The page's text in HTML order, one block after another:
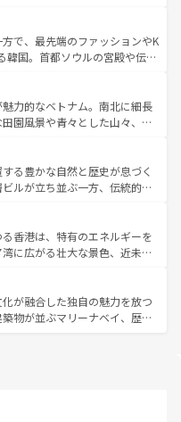
ワイ情報
ほしい。
しており、サーフィンやダイ
ウトドア好きにはたまらな
魅力を存分に味わいつくそ
る台湾東部など、都市の喧騒
り、訪れる人に新しい発見と
た、奥深い台湾の食文化も魅
など、バラエティ豊かな料理
着の台湾情報は コンテンツ一覧を参
で、最先端のファッションやK
韓国。首都ソウルの宮殿や伝統
折々の自然美を楽しむことが
肉、絶品のストリートフード
待っている。夜には、韓国な
の多彩な魅力を心ゆくまで味
ほしい。 なお、新着の韓国情報はコンテンツ一
力的なベトナム。南北に細長
園風景や青々とした山々、世
く。ハノイの古い町並みやホ
代の建物も、独特の雰囲気を
エティの豊かさとおいしさで
ベトナムコーヒーなどは、ぜ
域を訪れてもあたたかい人々
、きっと忘れられない旅にな
る豊かな自然と歴史が息づく
ルが立ち並ぶ一方、伝統的な
ではチェンマイなどの山岳地
はプーケットやクラビの美し
しむことができる。タイ料理
、どの季節にも異なる楽しみ
タイの人々、仏教を中心とし
源が、訪れる旅人を魅了し続
香港は、特有のエネルギーを
に広がる壮大な景色、近未来
はず。観光スポットが密集し
回れるのも魅力。息をのむよ
で、香港を存分に楽しみ尽く
が融合した独自の魅力を放つ
物が並ぶマリーナベイ、歴史
を楽しめる外せないスポット